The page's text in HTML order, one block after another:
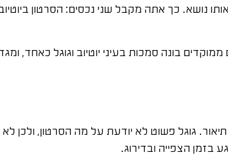
נושא. כך אתה מקבל שני נכסים: הסרטון
בונה סמכות בעיני יוטיוב וגוגל כאחד,
היא להעלות סרטון בלי שום אופטימיזציה, עם כותרת כמו סרטון סופי 2 ובלי תיאור. גוגל פשוט לא יודעת על מה
בזמן הצפייה ובדירוג.